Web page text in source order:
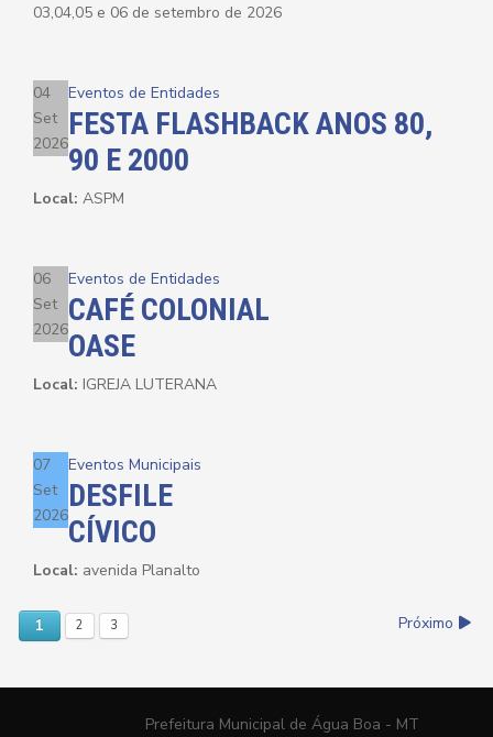
03,04,05 e 06 de setembro de 2026
04
Set
2026
Eventos de Entidades
FESTA FLASHBACK ANOS 80,
90 E 2000
Local: ASPM
06
Set
2026
Eventos de Entidades
CAFÉ COLONIAL
OASE
Local: IGREJA LUTERANA
07
Set
2026
Eventos Municipais
DESFILE
CÍVICO
Local: avenida Planalto
1 2 3 Próximo
Prefeitura Municipal de Água Boa - MT